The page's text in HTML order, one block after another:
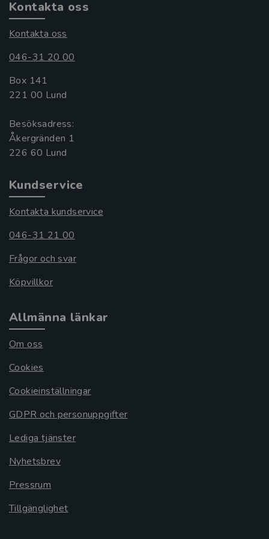
Kontakta oss
Kontakta oss
046-31 20 00
Box 141
221 00 Lund
Besöksadress:
Åkergränden 1
Kundservice
Kontakta kundservice
046-31 21 00
Frågor och svar
Köpvillkor
Allmänna länkar
Om oss
Cookies
Cookieinställningar
GDPR och personuppgifter
Lediga tjänster
Nyhetsbrev
Pressrum
Tillgänglighet